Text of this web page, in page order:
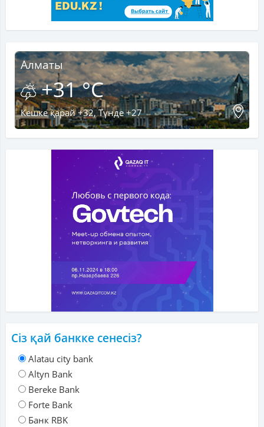
Алматы
+31 °C
Кешке қарай +32, Түнде +27
Сіз қай банкке сенесіз?
Alatau city bank
Altyn Bank
Bereke Bank
Forte Bank
Банк RBK